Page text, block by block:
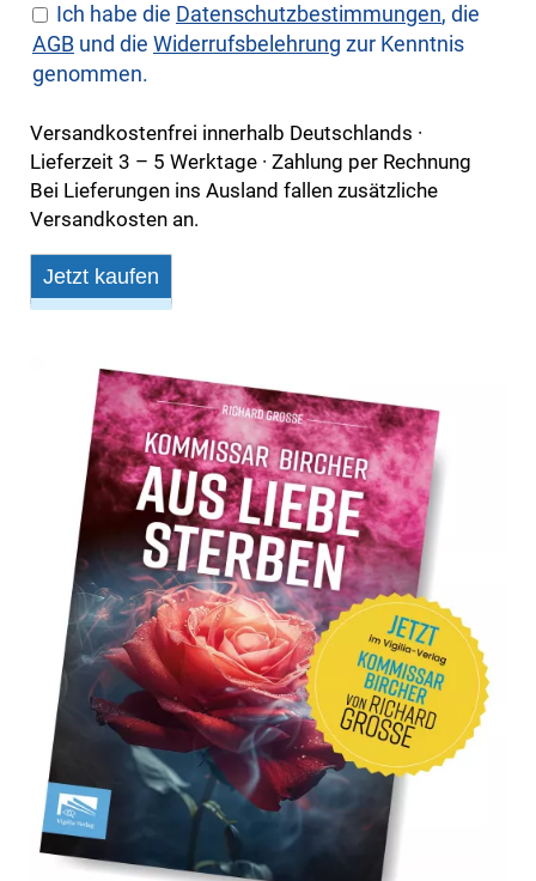
Ich habe die Daten­schutz­bestim­mungen, die
AGB und die Wider­rufs­belehrung zur Kenntnis
genommen.
Versandkostenfrei innerhalb Deutschlands ·
Lieferzeit 3 – 5 Werktage · Zahlung per Rechnung
Bei Lieferungen ins Ausland fallen zusätzliche
Versandkosten an.
Jetzt kaufen